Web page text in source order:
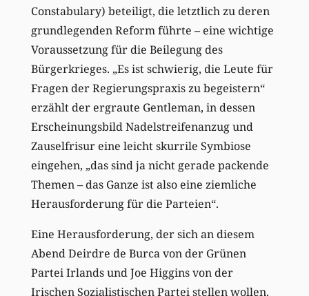
Constabulary) beteiligt, die letztlich zu deren
grundlegenden Reform führte – eine wichtige
Voraussetzung für die Beilegung des
Bürgerkrieges. „Es ist schwierig, die Leute für
Fragen der Regierungspraxis zu begeistern“
erzählt der ergraute Gentleman, in dessen
Erscheinungsbild Nadelstreifenanzug und
Zauselfrisur eine leicht skurrile Symbiose
eingehen, „das sind ja nicht gerade packende
Themen – das Ganze ist also eine ziemliche
Herausforderung für die Parteien“.
Eine Herausforderung, der sich an diesem
Abend Deirdre de Burca von der Grünen
Partei Irlands und Joe Higgins von der
Irischen Sozialistischen Partei stellen wollen.